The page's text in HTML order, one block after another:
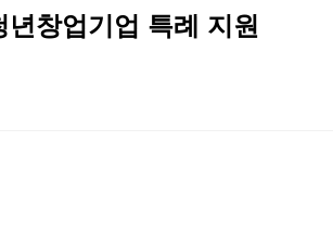
창업기업 특례 지원